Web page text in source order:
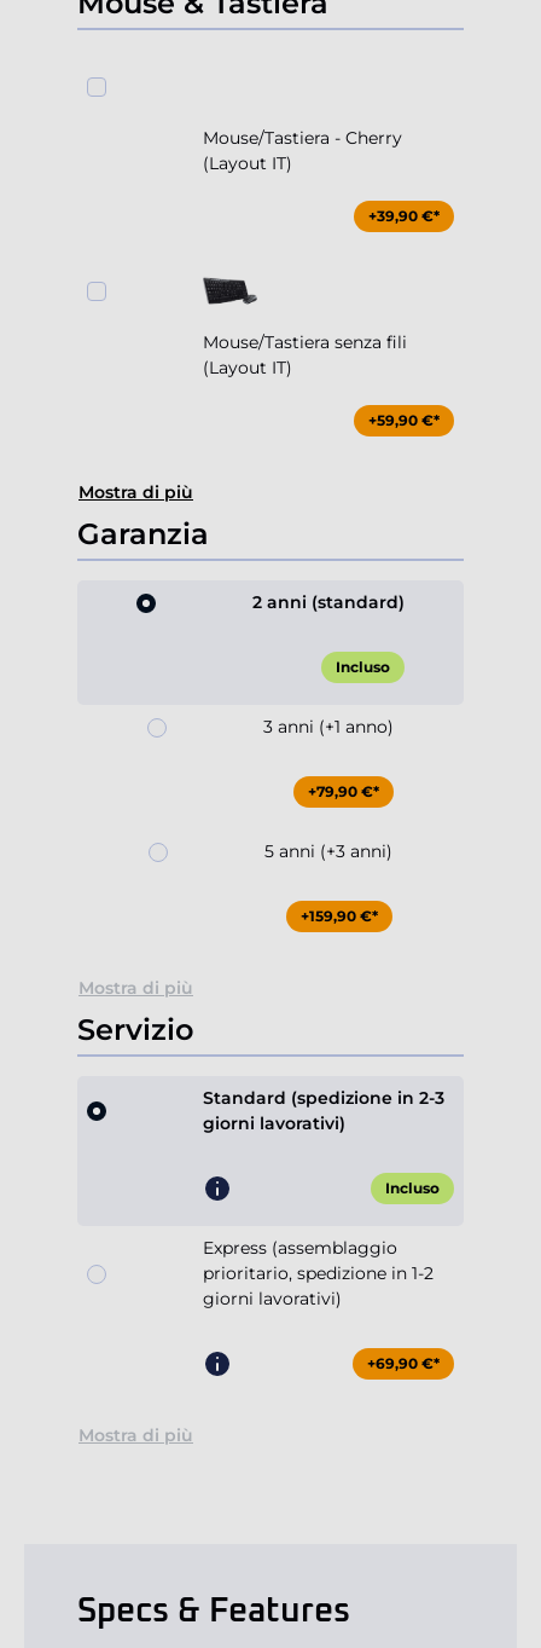
Mouse/Tastiera - Cherry
(Layout IT)
+39,90 €*
Mouse/Tastiera senza fili
(Layout IT)
+59,90 €*
Mostra di più
Garanzia
2 anni (standard)
Incluso
3 anni (+1 anno)
+79,90 €*
5 anni (+3 anni)
+159,90 €*
Mostra di più
Servizio
Standard (spedizione in 2-3
giorni lavorativi)
Incluso
Express (assemblaggio
prioritario, spedizione in 1-2
giorni lavorativi)
+69,90 €*
Mostra di più
Specs & Features